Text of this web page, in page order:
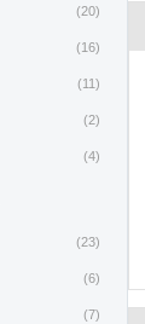
(20)
(16)
(11)
(2)
(4)
(23)
(6)
(7)